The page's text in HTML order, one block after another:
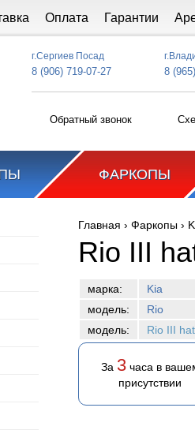
Оплата Гарантии
г.Сергиев Посад
8 (906) 719-07-27 8
Обратный звонок
ФАРКОПЫ
Вы здесь
Главная › Фаркопы ›
Rio III
марка:
Kia
модель:
Rio
модель:
Rio III
За 3часа в
присутствии